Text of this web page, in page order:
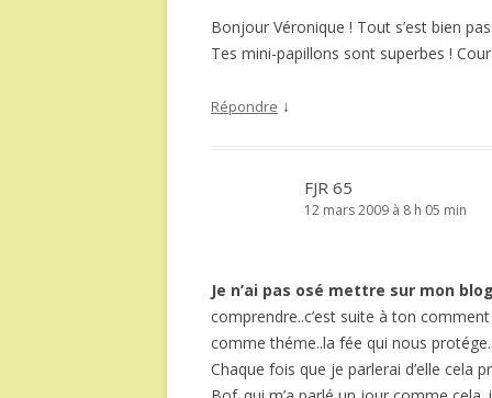
Bonjour Véronique ! Tout s’est bien
Tes mini-papillons sont superbes !
Répondre ↓
FJR 65
12 mars 2009 à 8 h 05 min
Je n’ai pas osé mettre sur mon
comprendre..c’est suite à ton
comme théme..la fée qui nous
Chaque fois que je parlerai d’elle cela